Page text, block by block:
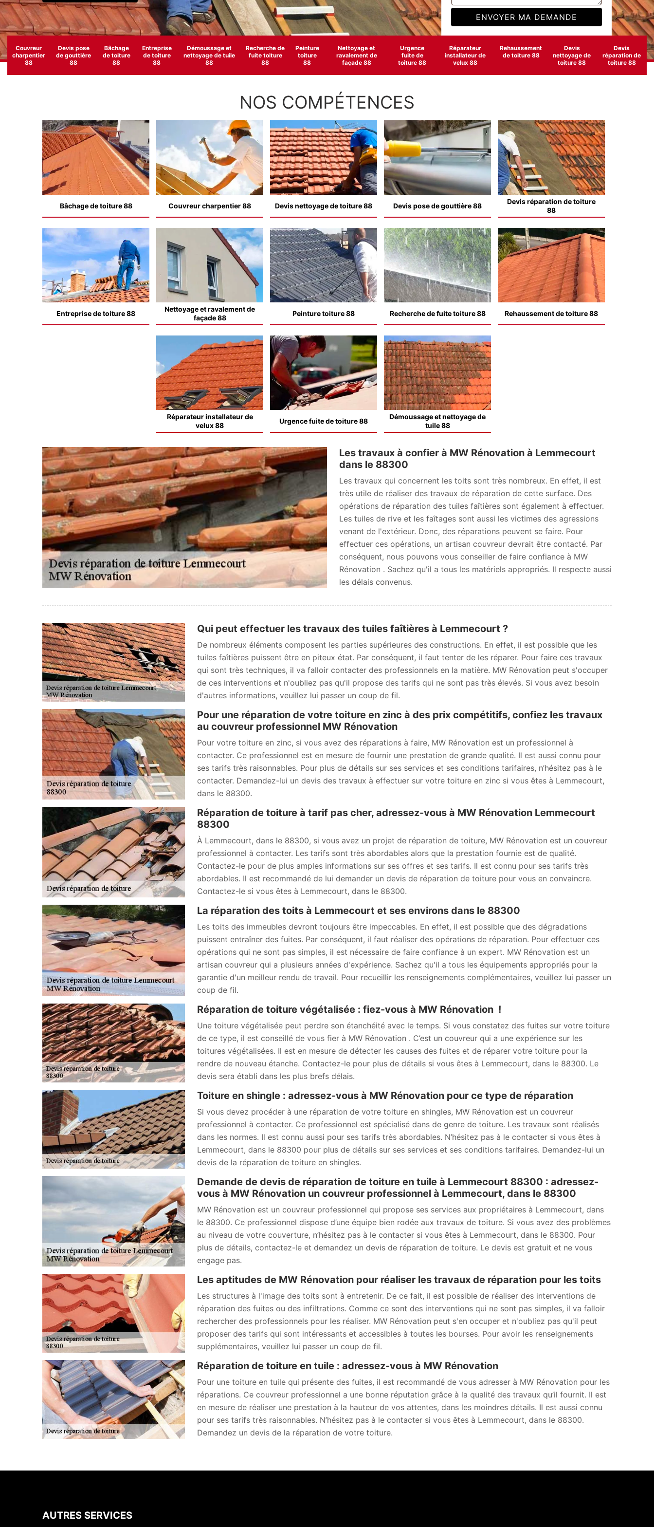
Couvreur
charpentier
88
Devis pose
de gouttière
88
Bâchage
de toiture
88
Entreprise
de toiture
88
Démoussage et
nettoyage de tuile
88
Recherche de
fuite toiture
88
Peinture
toiture
88
Nettoyage et
ravalement de
façade 88
Urgence
fuite de
toiture 88
Réparateur
installateur de
velux 88
Rehaussement
de toiture 88
Devis
nettoyage de
toiture 88
Devis
réparation de
toiture 88
NOS COMPÉTENCES
Bâchage de toiture 88 Couvreur charpentier 88 Devis nettoyage de toiture 88 Devis pose de gouttière 88
Devis réparation de toiture
88
Entreprise de toiture 88
Nettoyage et ravalement de
façade 88
Peinture toiture 88 Recherche de fuite toiture 88 Rehaussement de toiture 88
Réparateur installateur de
velux 88
Urgence fuite de toiture 88
Démoussage et nettoyage de
tuile 88
Les travaux à confier à MW Rénovation à Lemmecourt
dans le 88300
Les travaux qui concernent les toits sont très nombreux. En effet, il est
très utile de réaliser des travaux de réparation de cette surface. Des
opérations de réparation des tuiles faîtières sont également à effectuer.
Les tuiles de rive et les faîtages sont aussi les victimes des agressions
venant de l'extérieur. Donc, des réparations peuvent se faire. Pour
effectuer ces opérations, un artisan couvreur devrait être contacté. Par
conséquent, nous pouvons vous conseiller de faire confiance à MW
Rénovation . Sachez qu'il a tous les matériels appropriés. Il respecte aussi
les délais convenus.
Qui peut effectuer les travaux des tuiles faîtières à Lemmecourt ?
De nombreux éléments composent les parties supérieures des constructions. En effet, il est possible que les
tuiles faîtières puissent être en piteux état. Par conséquent, il faut tenter de les réparer. Pour faire ces travaux
qui sont très techniques, il va falloir contacter des professionnels en la matière. MW Rénovation peut s'occuper
de ces interventions et n'oubliez pas qu'il propose des tarifs qui ne sont pas très élevés. Si vous avez besoin
d'autres informations, veuillez lui passer un coup de fil.
Pour une réparation de votre toiture en zinc à des prix compétitifs, confiez les travaux
au couvreur professionnel MW Rénovation
Pour votre toiture en zinc, si vous avez des réparations à faire, MW Rénovation est un professionnel à
contacter. Ce professionnel est en mesure de fournir une prestation de grande qualité. Il est aussi connu pour
ses tarifs très raisonnables. Pour plus de détails sur ses services et ses conditions tarifaires, n’hésitez pas à le
contacter. Demandez-lui un devis des travaux à effectuer sur votre toiture en zinc si vous êtes à Lemmecourt,
dans le 88300.
Réparation de toiture à tarif pas cher, adressez-vous à MW Rénovation Lemmecourt
88300
À Lemmecourt, dans le 88300, si vous avez un projet de réparation de toiture, MW Rénovation est un couvreur
professionnel à contacter. Les tarifs sont très abordables alors que la prestation fournie est de qualité.
Contactez-le pour de plus amples informations sur ses offres et ses tarifs. Il est connu pour ses tarifs très
abordables. Il est recommandé de lui demander un devis de réparation de toiture pour vous en convaincre.
Contactez-le si vous êtes à Lemmecourt, dans le 88300.
La réparation des toits à Lemmecourt et ses environs dans le 88300
Les toits des immeubles devront toujours être impeccables. En effet, il est possible que des dégradations
puissent entraîner des fuites. Par conséquent, il faut réaliser des opérations de réparation. Pour effectuer ces
opérations qui ne sont pas simples, il est nécessaire de faire confiance à un expert. MW Rénovation est un
artisan couvreur qui a plusieurs années d'expérience. Sachez qu'il a tous les équipements appropriés pour la
garantie d'un meilleur rendu de travail. Pour recueillir les renseignements complémentaires, veuillez lui passer un
coup de fil.
Réparation de toiture végétalisée : fiez-vous à MW Rénovation !
Une toiture végétalisée peut perdre son étanchéité avec le temps. Si vous constatez des fuites sur votre toiture
de ce type, il est conseillé de vous fier à MW Rénovation . C’est un couvreur qui a une expérience sur les
toitures végétalisées. Il est en mesure de détecter les causes des fuites et de réparer votre toiture pour la
rendre de nouveau étanche. Contactez-le pour plus de détails si vous êtes à Lemmecourt, dans le 88300. Le
devis sera établi dans les plus brefs délais.
Toiture en shingle : adressez-vous à MW Rénovation pour ce type de réparation
Si vous devez procéder à une réparation de votre toiture en shingles, MW Rénovation est un couvreur
professionnel à contacter. Ce professionnel est spécialisé dans de genre de toiture. Les travaux sont réalisés
dans les normes. Il est connu aussi pour ses tarifs très abordables. N’hésitez pas à le contacter si vous êtes à
Lemmecourt, dans le 88300 pour plus de détails sur ses services et ses conditions tarifaires. Demandez-lui un
devis de la réparation de toiture en shingles.
Demande de devis de réparation de toiture en tuile à Lemmecourt 88300 : adressez-
vous à MW Rénovation un couvreur professionnel à Lemmecourt, dans le 88300
MW Rénovation est un couvreur professionnel qui propose ses services aux propriétaires à Lemmecourt, dans
le 88300. Ce professionnel dispose d’une équipe bien rodée aux travaux de toiture. Si vous avez des problèmes
au niveau de votre couverture, n’hésitez pas à le contacter si vous êtes à Lemmecourt, dans le 88300. Pour
plus de détails, contactez-le et demandez un devis de réparation de toiture. Le devis est gratuit et ne vous
engage pas.
Les aptitudes de MW Rénovation pour réaliser les travaux de réparation pour les toits
Les structures à l'image des toits sont à entretenir. De ce fait, il est possible de réaliser des interventions de
réparation des fuites ou des infiltrations. Comme ce sont des interventions qui ne sont pas simples, il va falloir
rechercher des professionnels pour les réaliser. MW Rénovation peut s'en occuper et n'oubliez pas qu'il peut
proposer des tarifs qui sont intéressants et accessibles à toutes les bourses. Pour avoir les renseignements
supplémentaires, veuillez lui passer un coup de fil.
Réparation de toiture en tuile : adressez-vous à MW Rénovation
Pour une toiture en tuile qui présente des fuites, il est recommandé de vous adresser à MW Rénovation pour les
réparations. Ce couvreur professionnel a une bonne réputation grâce à la qualité des travaux qu’il fournit. Il est
en mesure de réaliser une prestation à la hauteur de vos attentes, dans les moindres détails. Il est aussi connu
pour ses tarifs très raisonnables. N’hésitez pas à le contacter si vous êtes à Lemmecourt, dans le 88300.
Demandez un devis de la réparation de votre toiture.
AUTRES SERVICES